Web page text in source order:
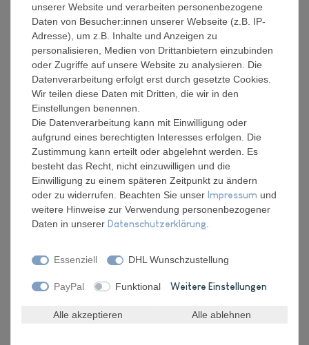
Hersteller
Artikel Nr.:
L221049
Neuheit
26,66 EUR*
Inhalt1Stück
Verfügbarkeit: Bald wieder für Dich da !
In den Warenkorb
* inkl. ges. MwSt. zzgl. Versandkosten
unserer Website und verarbeiten personenbezogene
Daten von Besucher:innen unserer Webseite (z.B. IP-
Adresse), um z.B. Inhalte und Anzeigen zu
personalisieren, Medien von Drittanbietern einzubinden
oder Zugriffe auf unsere Website zu analysieren. Die
Datenverarbeitung erfolgt erst durch gesetzte Cookies.
Wir teilen diese Daten mit Dritten, die wir in den
Einstellungen benennen.
Die Datenverarbeitung kann mit Einwilligung oder
aufgrund eines berechtigten Interesses erfolgen. Die
Zustimmung kann erteilt oder abgelehnt werden. Es
besteht das Recht, nicht einzuwilligen und die
Einwilligung zu einem späteren Zeitpunkt zu ändern
oder zu widerrufen. Beachten Sie unser Impressum und
weitere Hinweise zur Verwendung personenbezogener
Daten in unserer Daten­schutz­erklärung
Essenziell DHL Wunschzustellung
PayPal Funktional Weitere Einstellungen
Alle akzeptieren Alle ablehnen